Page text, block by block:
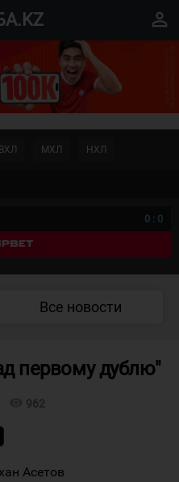
perm_identity
ВХЛ МХЛ НХЛ
0 : 0
Все новости
первому дублю"
962
Асетов